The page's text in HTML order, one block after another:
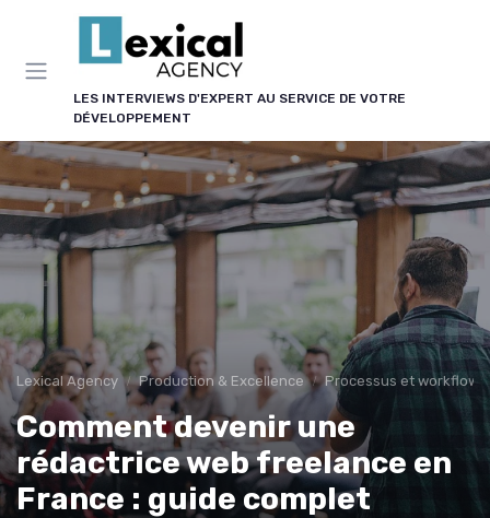
LES INTERVIEWS D'EXPERT AU SERVICE DE VOTRE
DÉVELOPPEMENT
Lexical Agency Production & Excellence Processus et
Comment devenir une
rédactrice web freelance en
France : guide complet
Panneau de gestion des cookies